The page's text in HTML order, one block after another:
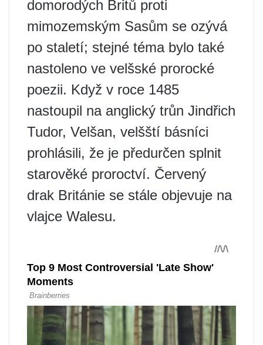
domorodých Britů proti
mimozemským Sasům se ozývá
po staletí; stejné téma bylo také
nastoleno ve velšské prorocké
poezii. Když v roce 1485
nastoupil na anglický trůn Jindřich
Tudor, Velšan, velšští básníci
prohlásili, že je předurčen splnit
starověké proroctví. Červený
drak Británie se stále objevuje na
vlajce Walesu.